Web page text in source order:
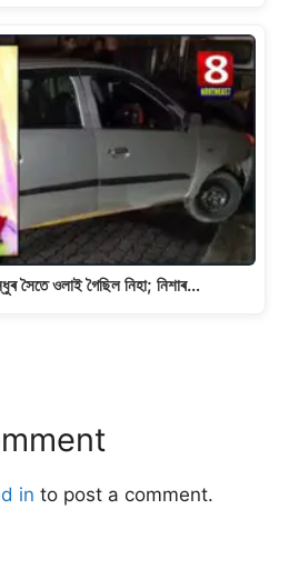
সৈতে ওলাই গৈছিল নিহা; নিশাৰ…
in to post a comment.